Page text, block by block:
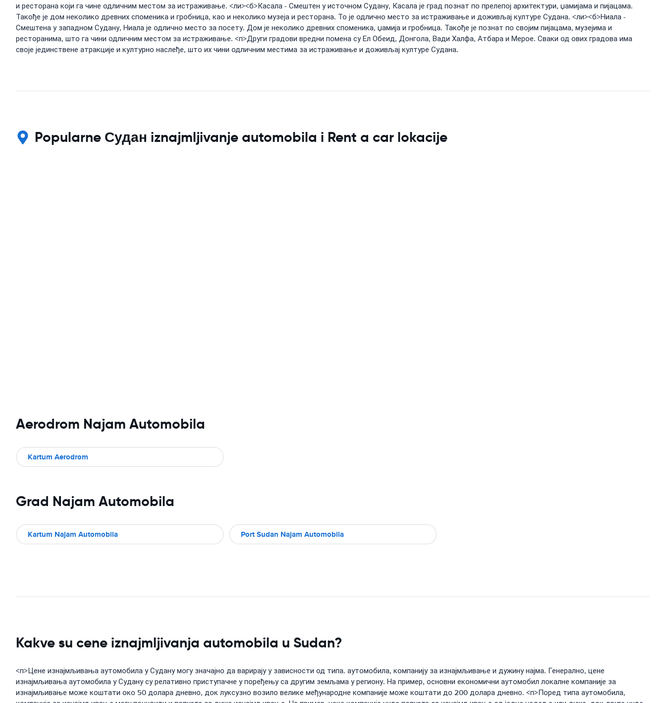
и ресторана који га чине одличним местом за истраживање. <ли><б>Касала - Смештен у источном Судану, Касала је град познат по прелепој архитектури, џамијама и пијацама.
Такође је дом неколико древних споменика и гробница, као и неколико музеја и ресторана. То је одлично место за истраживање и доживљај културе Судана. <ли><б>Ниала -
Смештена у западном Судану, Ниала је одлично место за посету. Дом је неколико древних споменика, џамија и гробница. Такође је познат по својим пијацама, музејима и
ресторанима, што га чини одличним местом за истраживање. <п>Други градови вредни помена су Ел Обеид, Донгола, Вади Халфа, Атбара и Мерое. Сваки од ових градова има
своје јединствене атракције и културно наслеђе, што их чини одличним местима за истраживање и доживљај културе Судана.
Popularne Судан iznajmljivanje automobila i Rent a car lokacije
Aerodrom Najam Automobila
Kartum Aerodrom
Grad Najam Automobila
Kartum Najam Automobila Port Sudan Najam Automobila
Kakve su cene iznajmljivanja automobila u Sudan?
<п>Цене изнајмљивања аутомобила у Судану могу значајно да варирају у зависности од типа. аутомобила, компанију за изнајмљивање и дужину најма. Генерално, цене
изнајмљивања аутомобила у Судану су релативно приступачне у поређењу са другим земљама у региону. На пример, основни економични аутомобил локалне компаније за
изнајмљивање може коштати око 50 долара дневно, док луксузно возило велике међународне компаније може коштати до 200 долара дневно. <п>Поред типа аутомобила,